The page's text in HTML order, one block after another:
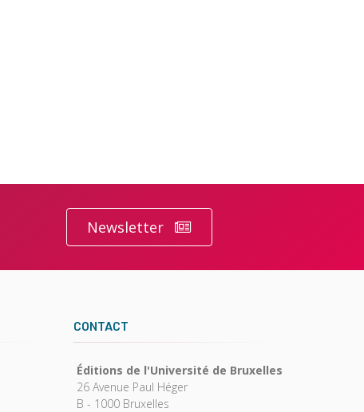
Newsletter
CONTACT
Éditions de l'Université de Bruxelles
26 Avenue Paul Héger
B - 1000 Bruxelles